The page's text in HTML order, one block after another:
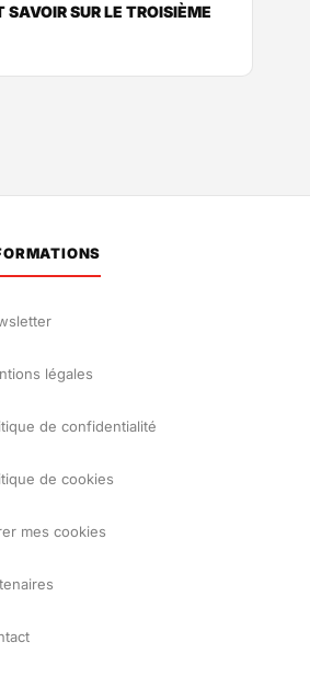
SUR LE TROISIÈME
légales
de confidentialité
de cookies
mes cookies